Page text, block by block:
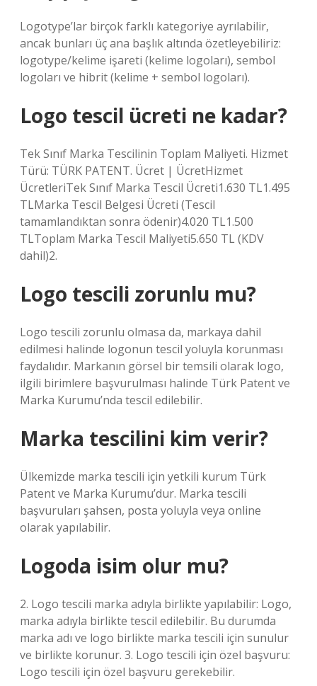
Logotype’lar birçok farklı kategoriye ayrılabilir,
ancak bunları üç ana başlık altında özetleyebiliriz:
logotype/kelime işareti (kelime logoları), sembol
logoları ve hibrit (kelime + sembol logoları).
Logo tescil ücreti ne kadar?
Tek Sınıf Marka Tescilinin Toplam Maliyeti. Hizmet
Türü: TÜRK PATENT. Ücret | ÜcretHizmet
ÜcretleriTek Sınıf Marka Tescil Ücreti1.630 TL1.495
TLMarka Tescil Belgesi Ücreti (Tescil
tamamlandıktan sonra ödenir)4.020 TL1.500
TLToplam Marka Tescil Maliyeti5.650 TL (KDV
dahil)2.
Logo tescili zorunlu mu?
Logo tescili zorunlu olmasa da, markaya dahil
edilmesi halinde logonun tescil yoluyla korunması
faydalıdır. Markanın görsel bir temsili olarak logo,
ilgili birimlere başvurulması halinde Türk Patent ve
Marka Kurumu’nda tescil edilebilir.
Marka tescilini kim verir?
Ülkemizde marka tescili için yetkili kurum Türk
Patent ve Marka Kurumu’dur. Marka tescili
başvuruları şahsen, posta yoluyla veya online
olarak yapılabilir.
Logoda isim olur mu?
2. Logo tescili marka adıyla birlikte yapılabilir: Logo,
marka adıyla birlikte tescil edilebilir. Bu durumda
marka adı ve logo birlikte marka tescili için sunulur
ve birlikte korunur. 3. Logo tescili için özel başvuru:
Logo tescili için özel başvuru gerekebilir.